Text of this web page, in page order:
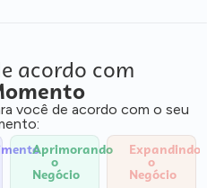
acordo com
você de acordo com o seu
Aprimorando
o
Negócio
Expandindo
o
Negócio